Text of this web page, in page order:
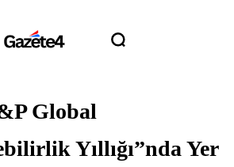
Global
Yıllığı”nda Yer